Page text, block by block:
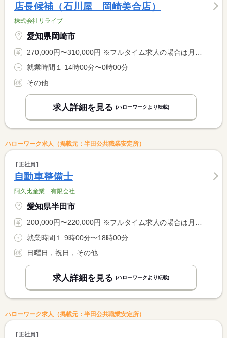
店長候補（石川屋 岡崎美合店）
株式会社リライブ
愛知県岡崎市
270,000円〜310,000円 ※フルタイム求人の場合は月額（換算額）、パート求人の場合は時間額を表示しています。
就業時間１ 14時00分〜0時00分
その他
求人詳細を見る (ハローワークより転載)
ハローワーク求人（掲載元：半田公共職業安定所）
正社員
自動車整備士
阿久比産業 有限会社
愛知県半田市
200,000円〜220,000円 ※フルタイム求人の場合は月額（換算額）、パート求人の場合は時間額を表示しています。
就業時間１ 9時00分〜18時00分
日曜日，祝日，その他
求人詳細を見る (ハローワークより転載)
ハローワーク求人（掲載元：半田公共職業安定所）
正社員